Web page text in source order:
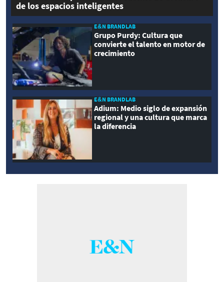
de los espacios inteligentes
E&N BRANDLAB
Grupo Purdy: Cultura que
convierte el talento en motor de
crecimiento
E&N BRANDLAB
Adium: Medio siglo de expansión
regional y una cultura que marca
la diferencia